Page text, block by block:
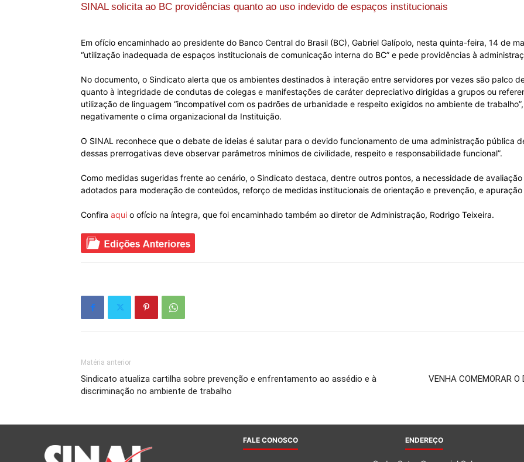
dos
Funcionários
SINAL solicita ao BC providências quanto ao uso indevido de espaços institucionais
Em ofício encaminhado ao presidente do Banco Central do Brasil (BC), Gabriel Galípolo, nesta quinta-feira, 14 de
“utilização inadequada de espaços institucionais de comunicação interna do BC” e pede providências à
No documento, o Sindicato alerta que os ambientes destinados à interação entre servidores por vezes são palco
quanto à integridade de condutas de colegas e manifestações de caráter depreciativo dirigidas a grupos ou
utilização de linguagem “incompatível com os padrões de urbanidade e respeito exigidos no ambiente de
negativamente o clima organizacional da Instituição.
O SINAL reconhece que o debate de ideias é salutar para o devido funcionamento de uma administração pública
dessas prerrogativas deve observar parâmetros mínimos de civilidade, respeito e responsabilidade funcional”.
Como medidas sugeridas frente ao cenário, o Sindicato destaca, dentre outros pontos, a necessidade de
adotados para moderação de conteúdos, reforço de medidas institucionais de orientação e prevenção, e
Confira aqui o ofício na íntegra, que foi encaminhado também ao diretor de Administração, Rodrigo Teixeira.
Matéria anterior
Sindicato atualiza cartilha sobre prevenção e enfrentamento ao assédio e à
discriminação no ambiente de trabalho
VENHA COMEMORAR
FALE CONOSCO ENDEREÇO